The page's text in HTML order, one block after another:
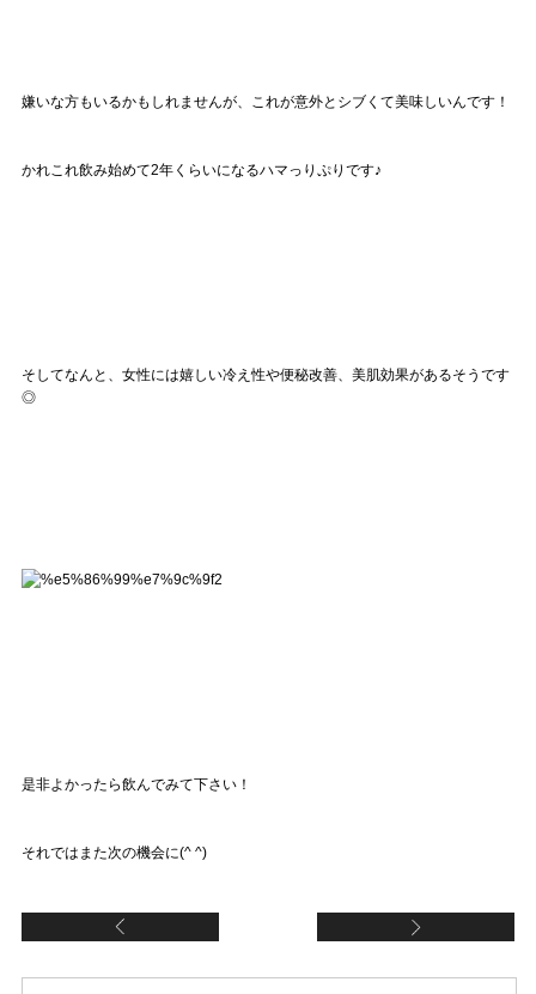
嫌いな方もいるかもしれませんが、これが意外とシブくて美味しいんです！
かれこれ飲み始めて2年くらいになるハマっりぷりです♪
そしてなんと、女性には嬉しい冷え性や便秘改善、美肌効果があるそうです
◎
是非よかったら飲んでみて下さい！
それではまた次の機会に(^ ^)